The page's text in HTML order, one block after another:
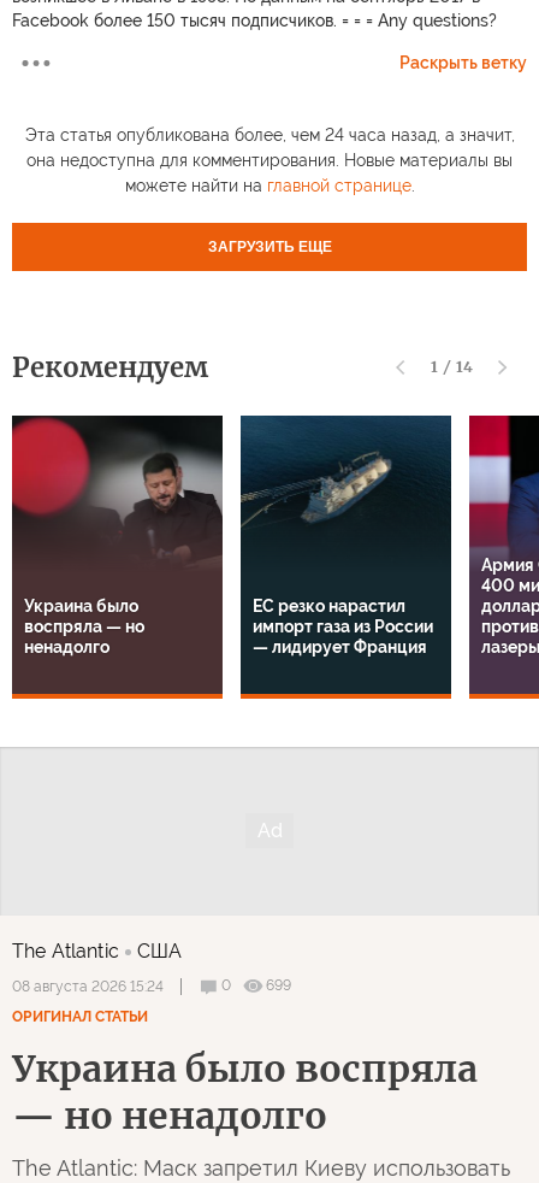
Facebook более 150 тысяч подписчиков. = = = Any questions?
Раскрыть ветку
Эта статья опубликована более, чем 24 часа назад, а значит,
она недоступна для комментирования. Новые материалы вы
можете найти на главной странице.
ЗАГРУЗИТЬ ЕЩЕ
Рекомендуем 1 / 14
Украина было
воспряла — но
ненадолго
ЕС резко нарастил
импорт газа из России
— лидирует Франция
Армия
400
лазеры
The Atlantic США
08 августа 2026 15:24 0
699
ОРИГИНАЛ СТАТЬИ
Украина было воспряла
— но ненадолго
The Atlantic: Маск запретил Киеву использовать